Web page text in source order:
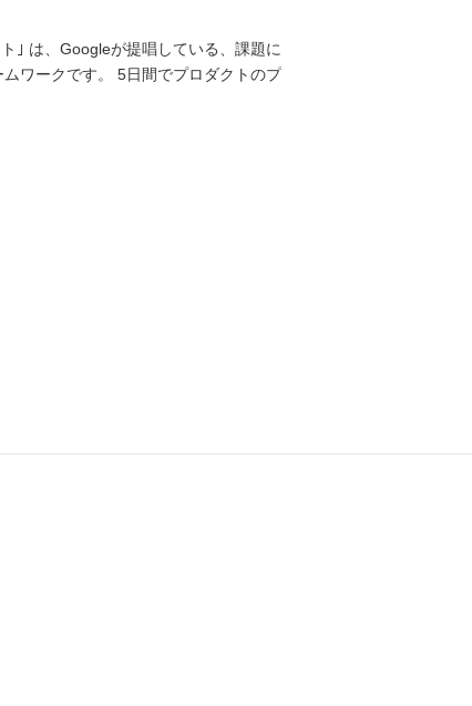
｣ は、Googleが提唱している、課題に
ワークです。 5日間でプロダクトのプ